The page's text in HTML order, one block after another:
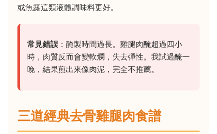
或魚露這類液體調味料更好。
常見錯誤 ：醃製時間過長。雞腿肉醃超過四小
時，肉質反而會變軟爛，失去彈性。我試過醃一
晚，結果煎出來像肉泥，完全不推薦。
三道經典去骨雞腿肉食譜